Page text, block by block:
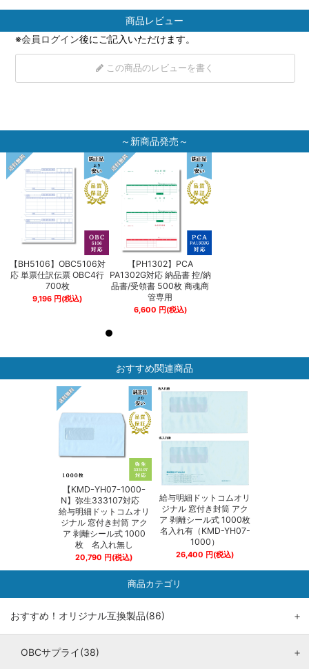
商品レビュー
※会員ログイン後にご記入いただけます。
この商品のレビューを書く
～新商品発売～
【BH5106】OBC5106対
応 単票仕訳伝票 OBC4行
700枚
9,196 円(税込)
【PH1302】PCA
PA1302G対応 納品書 控/納
品書/受領書 500枚 商魂商
管専用
6,600 円(税込)
おすすめ関連商品
【KMDｰYH07ｰ1000ｰ
N】弥生333107対応
給与明細ドットコムオリ
ジナル 窓付き封筒 アク
ア 剥離シール式 1000
枚 名入れ無し
20,790 円 (税込)
給与明細ドットコムオリ
ジナル 窓付き封筒 アク
ア 剥離シール式 1000枚
名入れ有（KMD-YH07-
1000）
26,400 円(税込)
商品カテゴリ
おすすめ！オリジナル互換製品(86) ＋
OBCサプライ(38) ＋